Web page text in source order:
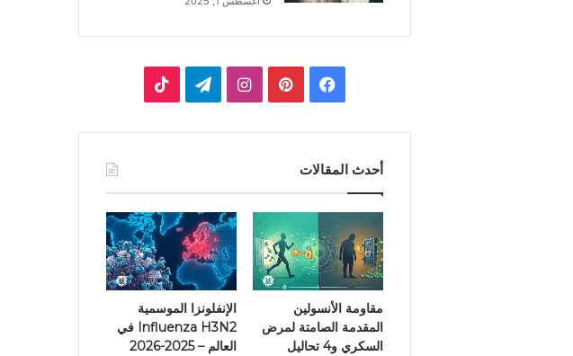
ب
ك
ب
ت
ي
ر
س
ا
ت
ق
ر
ا
م
ق
ر
ا
م
k
T
o
أحدث المقالات
مقاومة الأنسولين
المقدمة الصامتة لمرض
السكري و4 تحاليل
الإنفلونزا الموسمية
Influenza H3N2 في
العالم – 2025-2026